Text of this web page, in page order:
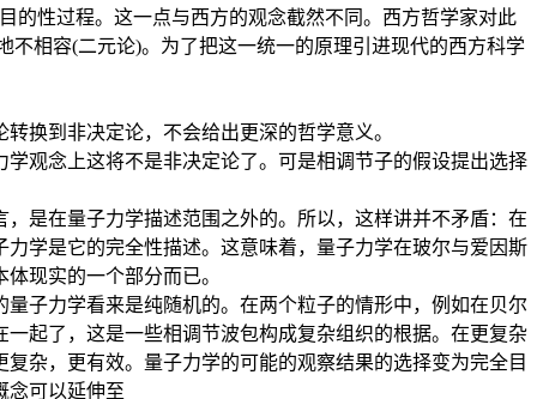
的性过程。这一点与西方的观念截然不同。西方哲学家对此
相容(二元论)。为了把这一统一的原理引进现代的西方科学
换到非决定论，不会给出更深的哲学意义。
观念上这将不是非决定论了。可是相调节子的假设提出选择
是在量子力学描述范围之外的。所以，这样讲并不矛盾：在
学是它的完全性描述。这意味着，量子力学在玻尔与爱因斯
现实的一个部分而已。
子力学看来是纯随机的。在两个粒子的情形中，例如在贝尔
起了，这是一些相调节波包构成复杂组织的根据。在更复杂
杂，更有效。量子力学的可能的观察结果的选择变为完全目
念可以延伸至